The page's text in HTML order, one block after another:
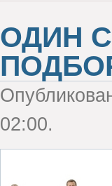
ОДИН
02:00.